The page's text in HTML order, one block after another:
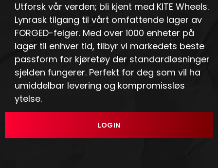
Utforsk vår verden; bli kjent med KITE Wheels.
Lynrask tilgang til vårt omfattende lager av
FORGED-felger. Med over 1000 enheter på
lager til enhver tid, tilbyr vi markedets beste
passform for kjøretøy der standardløsninger
sjelden fungerer. Perfekt for deg som vil ha
umiddelbar levering og kompromissløs
ytelse.
LOGIN